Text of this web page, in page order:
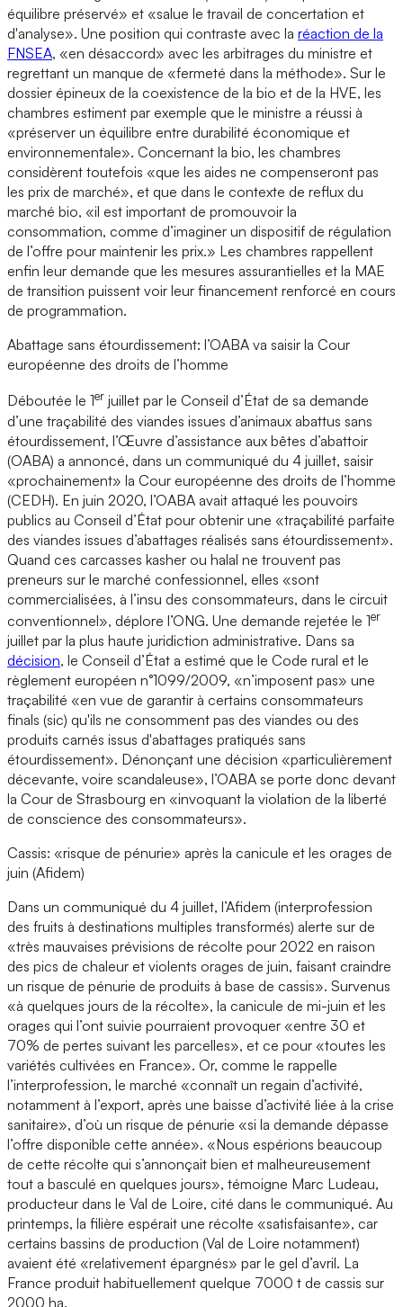
équilibre préservé» et «salue le travail de concertation et
d'analyse». Une position qui contraste avec la réaction de la
FNSEA, «en désaccord» avec les arbitrages du ministre et
regrettant un manque de «fermeté dans la méthode». Sur le
dossier épineux de la coexistence de la bio et de la HVE, les
chambres estiment par exemple que le ministre a réussi à
«préserver un équilibre entre durabilité économique et
environnementale». Concernant la bio, les chambres
considèrent toutefois «que les aides ne compenseront pas
les prix de marché», et que dans le contexte de reflux du
marché bio, «il est important de promouvoir la
consommation, comme d’imaginer un dispositif de régulation
de l’offre pour maintenir les prix.» Les chambres rappellent
enfin leur demande que les mesures assurantielles et la MAE
de transition puissent voir leur financement renforcé en cours
de programmation.
Abattage sans étourdissement: l’OABA va saisir la Cour
européenne des droits de l’homme
Déboutée le 1er juillet par le Conseil d’État de sa demande
d’une traçabilité des viandes issues d’animaux abattus sans
étourdissement, l’Œuvre d’assistance aux bêtes d’abattoir
(OABA) a annoncé, dans un communiqué du 4 juillet, saisir
«prochainement» la Cour européenne des droits de l’homme
(CEDH). En juin 2020, l’OABA avait attaqué les pouvoirs
publics au Conseil d’État pour obtenir une «traçabilité parfaite
des viandes issues d’abattages réalisés sans étourdissement».
Quand ces carcasses kasher ou halal ne trouvent pas
preneurs sur le marché confessionnel, elles «sont
commercialisées, à l’insu des consommateurs, dans le circuit
conventionnel», déplore l’ONG. Une demande rejetée le 1er
juillet par la plus haute juridiction administrative. Dans sa
décision, le Conseil d’État a estimé que le Code rural et le
règlement européen n°1099/2009, «n’imposent pas» une
traçabilité «en vue de garantir à certains consommateurs
finals (sic) qu'ils ne consomment pas des viandes ou des
produits carnés issus d'abattages pratiqués sans
étourdissement». Dénonçant une décision «particulièrement
décevante, voire scandaleuse», l’OABA se porte donc devant
la Cour de Strasbourg en «invoquant la violation de la liberté
de conscience des consommateurs».
Cassis: «risque de pénurie» après la canicule et les orages de
juin (Afidem)
Dans un communiqué du 4 juillet, l’Afidem (interprofession
des fruits à destinations multiples transformés) alerte sur de
«très mauvaises prévisions de récolte pour 2022 en raison
des pics de chaleur et violents orages de juin, faisant craindre
un risque de pénurie de produits à base de cassis». Survenus
«à quelques jours de la récolte», la canicule de mi-juin et les
orages qui l’ont suivie pourraient provoquer «entre 30 et
70% de pertes suivant les parcelles», et ce pour «toutes les
variétés cultivées en France». Or, comme le rappelle
l’interprofession, le marché «connaît un regain d’activité,
notamment à l’export, après une baisse d’activité liée à la crise
sanitaire», d’où un risque de pénurie «si la demande dépasse
l’offre disponible cette année». «Nous espérions beaucoup
de cette récolte qui s’annonçait bien et malheureusement
tout a basculé en quelques jours», témoigne Marc Ludeau,
producteur dans le Val de Loire, cité dans le communiqué. Au
printemps, la filière espérait une récolte «satisfaisante», car
certains bassins de production (Val de Loire notamment)
avaient été «relativement épargnés» par le gel d’avril. La
France produit habituellement quelque 7000 t de cassis sur
2000 ha.